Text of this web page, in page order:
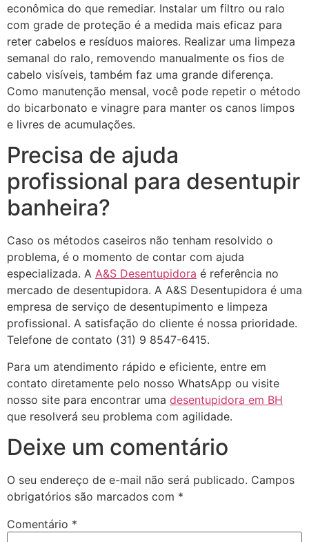
econômica do que remediar. Instalar um filtro ou ralo
com grade de proteção é a medida mais eficaz para
reter cabelos e resíduos maiores. Realizar uma limpeza
semanal do ralo, removendo manualmente os fios de
cabelo visíveis, também faz uma grande diferença.
Como manutenção mensal, você pode repetir o método
do bicarbonato e vinagre para manter os canos limpos
e livres de acumulações.
Precisa de ajuda
profissional para desentupir
banheira?
Caso os métodos caseiros não tenham resolvido o
problema, é o momento de contar com ajuda
especializada. A A&S Desentupidora é referência no
mercado de desentupidora. A A&S Desentupidora é uma
empresa de serviço de desentupimento e limpeza
profissional. A satisfação do cliente é nossa prioridade.
Telefone de contato (31) 9 8547-6415.
Para um atendimento rápido e eficiente, entre em
contato diretamente pelo nosso WhatsApp ou visite
nosso site para encontrar uma desentupidora em BH
que resolverá seu problema com agilidade.
Deixe um comentário
O seu endereço de e-mail não será publicado. Campos
obrigatórios são marcados com *
Comentário *